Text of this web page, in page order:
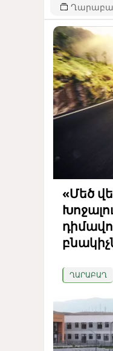
«Մեծ
ՂԱՐԱԲԱՂ